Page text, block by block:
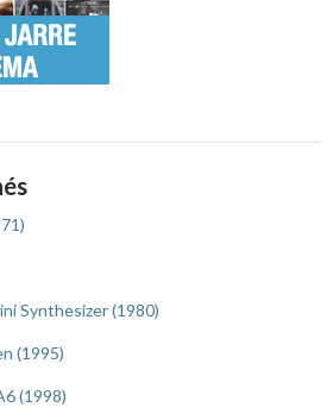
Synthesizer (1980)
(1995)
(1998)